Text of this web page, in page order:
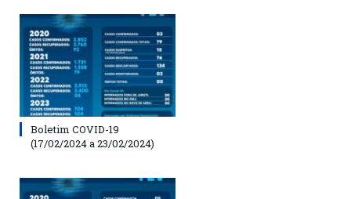
Boletim COVID-19
(17/02/2024 a 23/02/2024)